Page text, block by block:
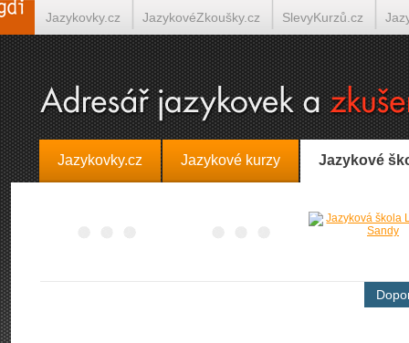
Jazykovky.cz Jazykové kurzy Jazykové
Jazykovky.cz JazykovéZkoušky.cz SlevyKurzů.cz
Španělština on-line Italština on-line Tlumočení-